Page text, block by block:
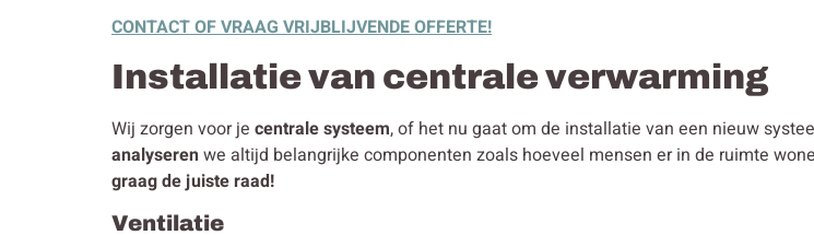
CONTACT OF VRAAG VRIJBLIJVENDE OFFERTE!
Installatie van centrale verwarming
Wij zorgen voor je centrale systeem, of het nu gaat om de installatie van een nieuw
analyserenwe altijd belangrijke componenten zoals hoeveel mensen er in de ruimte
graag de juiste raad!
Ventilatie